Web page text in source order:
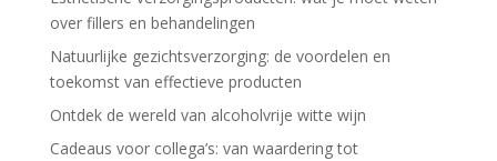
over fillers en behandelingen
Natuurlijke gezichtsverzorging: de voordelen en
toekomst van effectieve producten
Ontdek de wereld van alcoholvrije witte wijn
Cadeaus voor collega’s: van waardering tot